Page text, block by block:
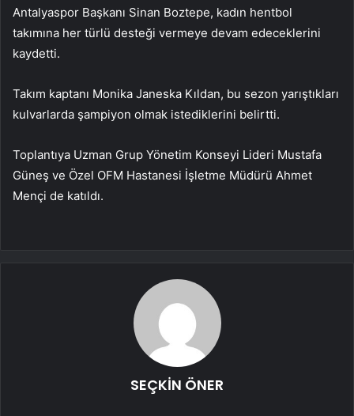
Antalyaspor Başkanı Sinan Boztepe, kadın hentbol
takımına her türlü desteği vermeye devam edeceklerini
kaydetti.
Takım kaptanı Monika Janeska Kıldan, bu sezon yarıştıkları
kulvarlarda şampiyon olmak istediklerini belirtti.
Toplantıya Uzman Grup Yönetim Konseyi Lideri Mustafa
Güneş ve Özel OFM Hastanesi İşletme Müdürü Ahmet
Mençi de katıldı.
SEÇKİN ÖNER